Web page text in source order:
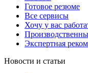
Готовое резюме
Все сервисы
Хочу у вас
Экспертная
Новости и статьи